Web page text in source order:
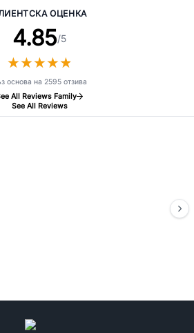
ОЦЕНКА
4.85/5
★★★★★
★★★★★
основа на 2595 отзива
All Reviews Family
See All Reviews